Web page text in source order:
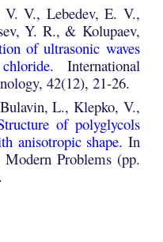
V., Lebedev, E. V.,
Y. R., & Kolupaev,
of ultrasonic waves
International
42(12), 21-26.
L., Klepko, V.,
of polyglycols
anisotropic shape. In
Problems (pp.